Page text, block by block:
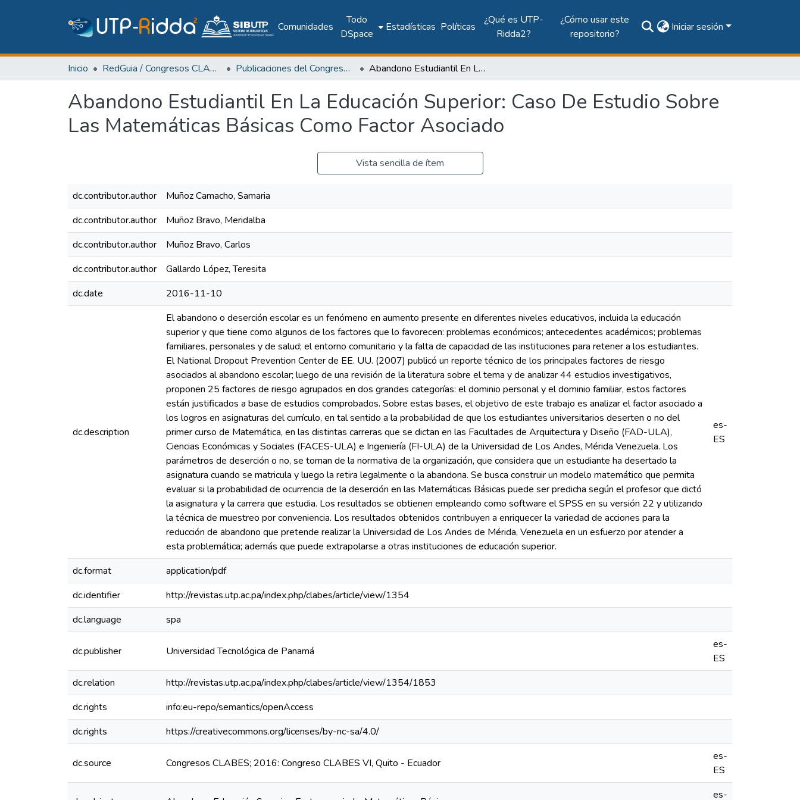
Comunidades
Todo
DSpace
Estadísticas Políticas
¿Qué es UTP-
Ridda2?
¿Cómo usar este
repositorio?
Iniciar sesión
Inicio RedGuia / Congresos CLABES Publicaciones del Congreso Internacional CLABES Abandono Estudiantil En La Educación Superior: Caso De Estudio Sobre Las Matemáticas Básicas Como Factor Asociado
Abandono Estudiantil En La Educación Superior: Caso De Estudio Sobre
Las Matemáticas Básicas Como Factor Asociado
Vista sencilla de ítem
dc.contributor.author
Muñoz Camacho, Samaria
dc.contributor.author
Muñoz Bravo, Meridalba
dc.contributor.author
Muñoz Bravo, Carlos
dc.contributor.author
Gallardo López, Teresita
dc.date
2016-11-10
dc.description
El abandono o deserción escolar es un fenómeno en aumento presente en diferentes niveles educativos, incluida la educación
superior y que tiene como algunos de los factores que lo favorecen: problemas económicos; antecedentes académicos; problemas
familiares, personales y de salud; el entorno comunitario y la falta de capacidad de las instituciones para retener a los estudiantes.
El National Dropout Prevention Center de EE. UU. (2007) publicó un reporte técnico de los principales factores de riesgo
asociados al abandono escolar; luego de una revisión de la literatura sobre el tema y de analizar 44 estudios investigativos,
proponen 25 factores de riesgo agrupados en dos grandes categorías: el dominio personal y el dominio familiar, estos factores
están justificados a base de estudios comprobados. Sobre estas bases, el objetivo de este trabajo es analizar el factor asociado a
los logros en asignaturas del currículo, en tal sentido a la probabilidad de que los estudiantes universitarios deserten o no del
primer curso de Matemática, en las distintas carreras que se dictan en las Facultades de Arquitectura y Diseño (FAD-ULA),
Ciencias Económicas y Sociales (FACES-ULA) e Ingeniería (FI-ULA) de la Universidad de Los Andes, Mérida Venezuela. Los
parámetros de deserción o no, se toman de la normativa de la organización, que considera que un estudiante ha desertado la
asignatura cuando se matricula y luego la retira legalmente o la abandona. Se busca construir un modelo matemático que permita
evaluar si la probabilidad de ocurrencia de la deserción en las Matemáticas Básicas puede ser predicha según el profesor que dictó
la asignatura y la carrera que estudia. Los resultados se obtienen empleando como software el SPSS en su versión 22 y utilizando
la técnica de muestreo por conveniencia. Los resultados obtenidos contribuyen a enriquecer la variedad de acciones para la
reducción de abandono que pretende realizar la Universidad de Los Andes de Mérida, Venezuela en un esfuerzo por atender a
esta problemática; además que puede extrapolarse a otras instituciones de educación superior.
es-
ES
dc.format
application/pdf
dc.identifier
http://revistas.utp.ac.pa/index.php/clabes/article/view/1354
dc.language
spa
dc.publisher Universidad Tecnológica de Panamá
es-
ES
dc.relation
http://revistas.utp.ac.pa/index.php/clabes/article/view/1354/1853
dc.rights
info:eu-repo/semantics/openAccess
dc.rights
https://creativecommons.org/licenses/by-nc-sa/4.0/
dc.source Congresos CLABES; 2016: Congreso CLABES VI, Quito - Ecuador
es-
ES
es-